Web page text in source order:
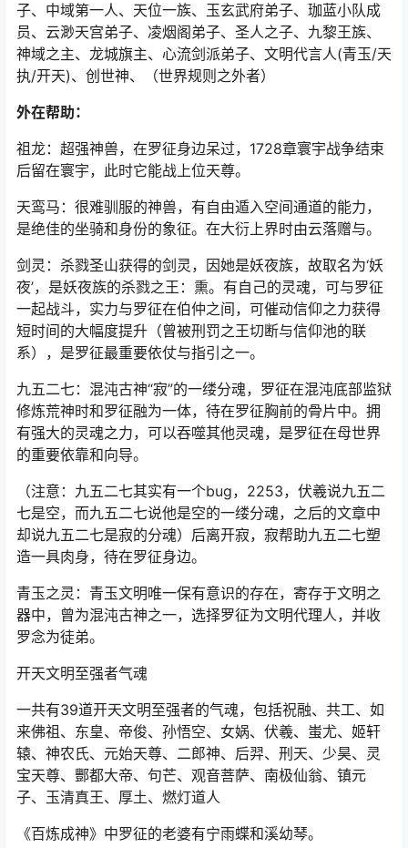
子、中域第一人、天位一族、玉玄武府弟子、珈蓝小队成
员、云渺天宫弟子、凌烟阁弟子、圣人之子、九黎王族、
神域之主、龙城旗主、心流剑派弟子、文明代言人(青玉/天
执/开天)、创世神、（世界规则之外者）
外在帮助：
祖龙：超强神兽，在罗征身边呆过，1728章寰宇战争结束
后留在寰宇，此时它能战上位天尊。
天鸾马：很难驯服的神兽，有自由遁入空间通道的能力，
是绝佳的坐骑和身份的象征。在大衍上界时由云落赠与。
剑灵：杀戮圣山获得的剑灵，因她是妖夜族，故取名为‘妖
夜’，是妖夜族的杀戮之王：熏。有自己的灵魂，可与罗征
一起战斗，实力与罗征在伯仲之间，可催动信仰之力获得
短时间的大幅度提升（曾被刑罚之王切断与信仰池的联
系），是罗征最重要依仗与指引之一。
九五二七：混沌古神“寂”的一缕分魂，罗征在混沌底部监狱
修炼荒神时和罗征融为一体，待在罗征胸前的骨片中。拥
有强大的灵魂之力，可以吞噬其他灵魂，是罗征在母世界
的重要依靠和向导。
（注意：九五二七其实有一个bug，2253，伏羲说九五二
七是空，而九五二七说他是空的一缕分魂，之后的文章中
却说九五二七是寂的分魂）后离开寂，寂帮助九五二七塑
造一具肉身，待在罗征身边。
青玉之灵：青玉文明唯一保有意识的存在，寄存于文明之
器中，曾为混沌古神之一，选择罗征为文明代理人，并收
罗念为徒弟。
开天文明至强者气魂
一共有39道开天文明至强者的气魂，包括祝融、共工、如
来佛祖、东皇、帝俊、孙悟空、女娲、伏羲、蚩尤、姬轩
辕、神农氏、元始天尊、二郎神、后羿、刑天、少昊、灵
宝天尊、酆都大帝、句芒、观音菩萨、南极仙翁、镇元
子、玉清真王、厚土、燃灯道人
《百炼成神》中罗征的老婆有宁雨蝶和溪幼琴。